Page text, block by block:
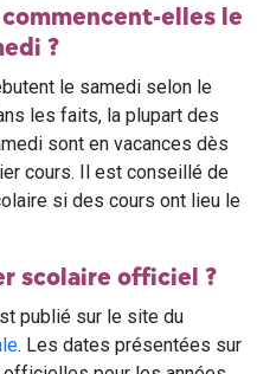
elles le
?
le samedi selon le
les faits, la plupart des
sont en vacances dès
cours. Il est conseillé de
si des cours ont lieu le
scolaire officiel ?
publié sur le site du
. Les dates présentées sur